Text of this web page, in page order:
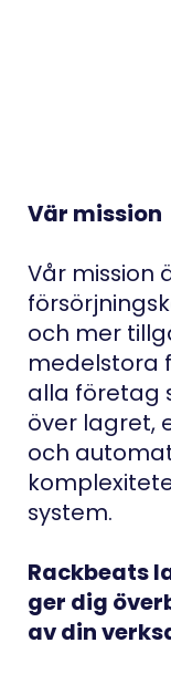
Vär mission
Vår mission
och mer
medelstora
alla företag
över lagret,
och
system.
Rackbeats
ger dig
av din